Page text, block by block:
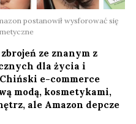
postanowił wysforować się
ze znanym z
dla życia i
e-commerce
modą, kosmetykami,
ale Amazon depcze